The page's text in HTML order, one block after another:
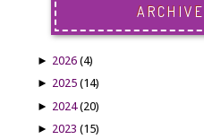
ARCHIVE
► 2026 (4)
► 2025 (14)
► 2024 (20)
► 2023 (15)